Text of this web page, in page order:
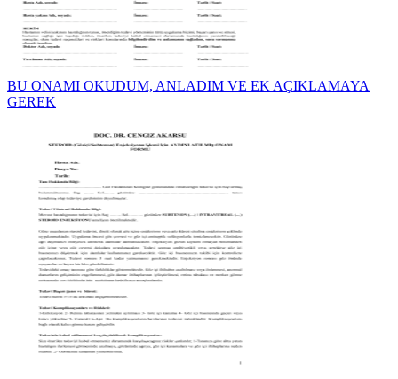
BU ONAMI OKUDUM, ANLADIM VE EK AÇIKLAMAYA
GEREK